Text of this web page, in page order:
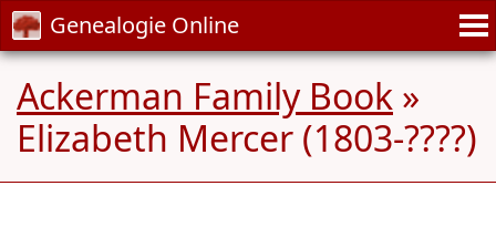
Genealogie Online
Ackerman Family Book »
Elizabeth Mercer (1803-????)